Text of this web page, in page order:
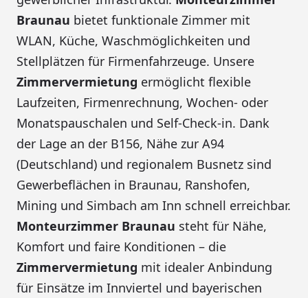
Braunau bietet funktionale Zimmer mit
WLAN, Küche, Waschmöglichkeiten und
Stellplätzen für Firmenfahrzeuge. Unsere
Zimmervermietung ermöglicht flexible
Laufzeiten, Firmenrechnung, Wochen- oder
Monatspauschalen und Self-Check-in. Dank
der Lage an der B156, Nähe zur A94
(Deutschland) und regionalem Busnetz sind
Gewerbeflächen in Braunau, Ranshofen,
Mining und Simbach am Inn schnell erreichbar.
Monteurzimmer Braunau steht für Nähe,
Komfort und faire Konditionen – die
Zimmervermietung mit idealer Anbindung
für Einsätze im Innviertel und bayerischen